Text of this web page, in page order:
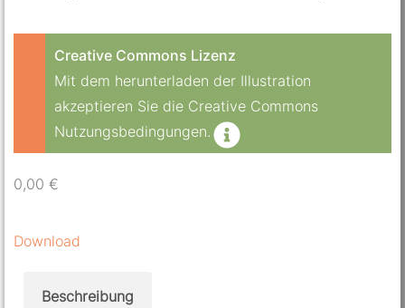
Creative Commons Lizenz
Mit dem herunterladen der Illustration
akzeptieren Sie die Creative Commons
Nutzungsbedingungen.
0,00 €
Download
Beschreibung